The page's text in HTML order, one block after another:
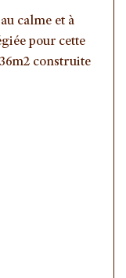
calme et à
pour cette
construite